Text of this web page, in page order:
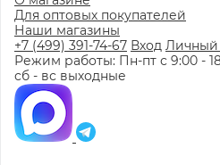
Для оптовых покупателей
Наши магазины
+7 (499) 391-74-67 Вход Личный
Режим работы: Пн-пт с 9:00 -
сб - вс выходные